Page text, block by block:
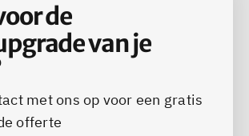
de
van je
met ons op voor een gratis
offerte